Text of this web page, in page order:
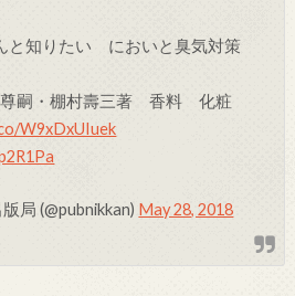
と知りたい においと臭気対策
嗣・棚村壽三著 香料 化粧
W9xDxUIuek
局 (@pubnikkan) May 28, 2018